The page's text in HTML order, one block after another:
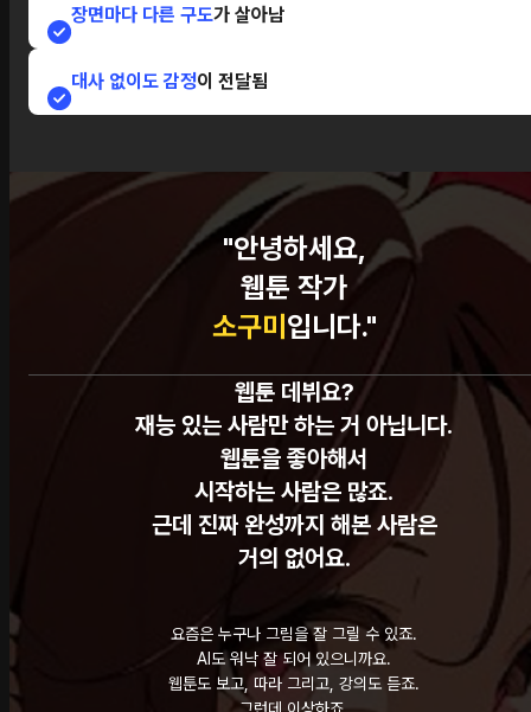
장면마다 다른 구도가 살아남
대사 없이도 감정이 전달됨
"안녕하세요,
웹툰 작가
소구미 입니다."
웹툰 데뷔요?
재능 있는 사람만 하는 거 아닙니다.
웹툰을 좋아해서
시작하는 사람은 많죠.
근데 진짜 완성까지 해본 사람은
거의 없어요.
요즘은 누구나 그림을 잘 그릴 수 있죠.
AI도 워낙 잘 되어 있으니까요.
웹툰도 보고, 따라 그리고, 강의도 듣죠.